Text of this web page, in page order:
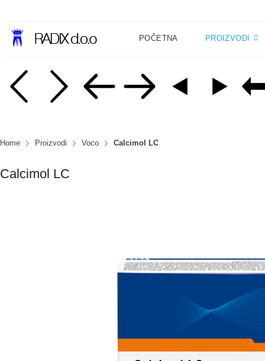
POČETNA PROIZVODI
Home Proizvodi Voco Calcimol LC
Calcimol LC